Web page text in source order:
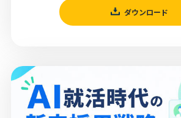
ダウンロード